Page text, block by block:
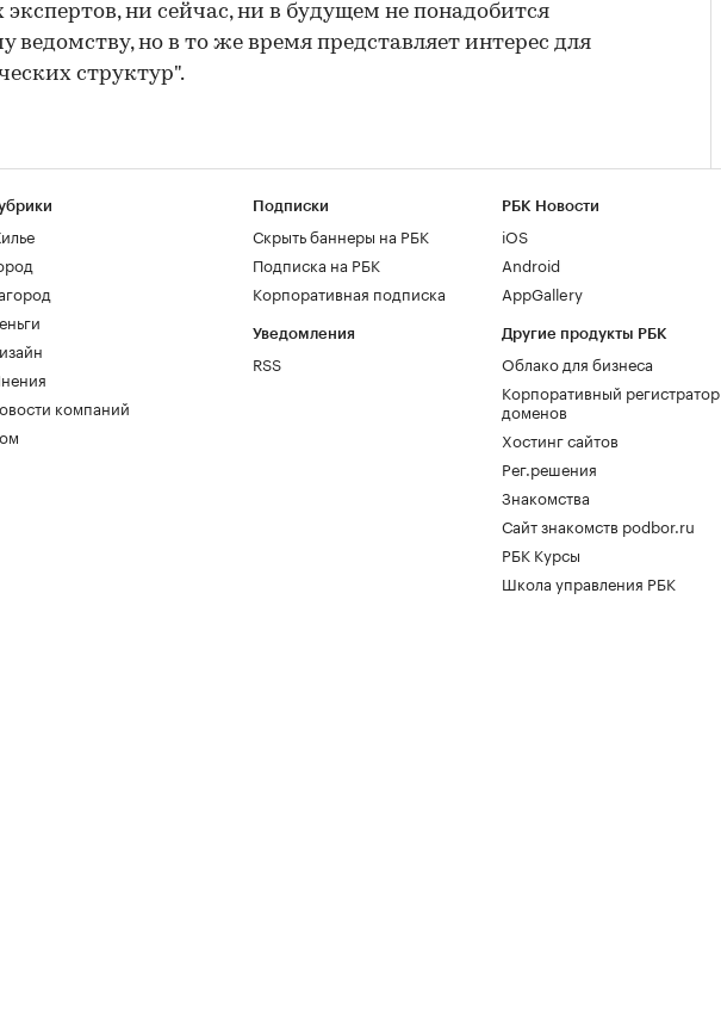
экспертов, ни сейчас, ни в будущем не понадобится
ведомству, но в то же время представляет интерес для
структур".
компаний
Подписки
Скрыть баннеры на РБК
Подписка на РБК
Корпоративная подписка
Уведомления
RSS
РБК Новости
iOS
Android
AppGallery
Другие продукты РБК
Облако для бизнеса
Корпоративный регистратор
доменов
Хостинг сайтов
Рег.решения
Знакомства
Сайт знакомств podbor.ru
РБК Курсы
Школа управления РБК